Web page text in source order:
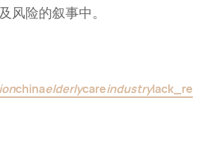
⻛险的叙事中。
chinaelderlycareindustrylack_re